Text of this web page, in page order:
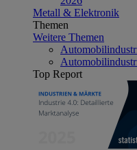
Metall & Elektronik
Themen
Weitere Themen
Top Report